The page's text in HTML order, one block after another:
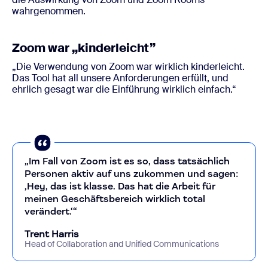
wahrgenommen.
Zoom war „kinderleicht”
„Die Verwendung von Zoom war wirklich kinderleicht.
Das Tool hat all unsere Anforderungen erfüllt, und
ehrlich gesagt war die Einführung wirklich einfach.“
„Im Fall von Zoom ist es so, dass tatsächlich
Personen aktiv auf uns zukommen und sagen:
‚Hey, das ist klasse. Das hat die Arbeit für
meinen Geschäftsbereich wirklich total
verändert.‘“
Trent Harris
Head of Collaboration and Unified Communications